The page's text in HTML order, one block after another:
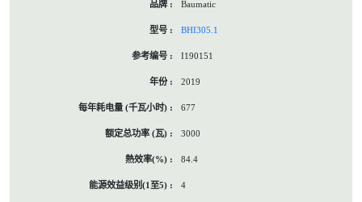
Baumatic
BHI305.1
I190151
2019
677
3000
84.4
4